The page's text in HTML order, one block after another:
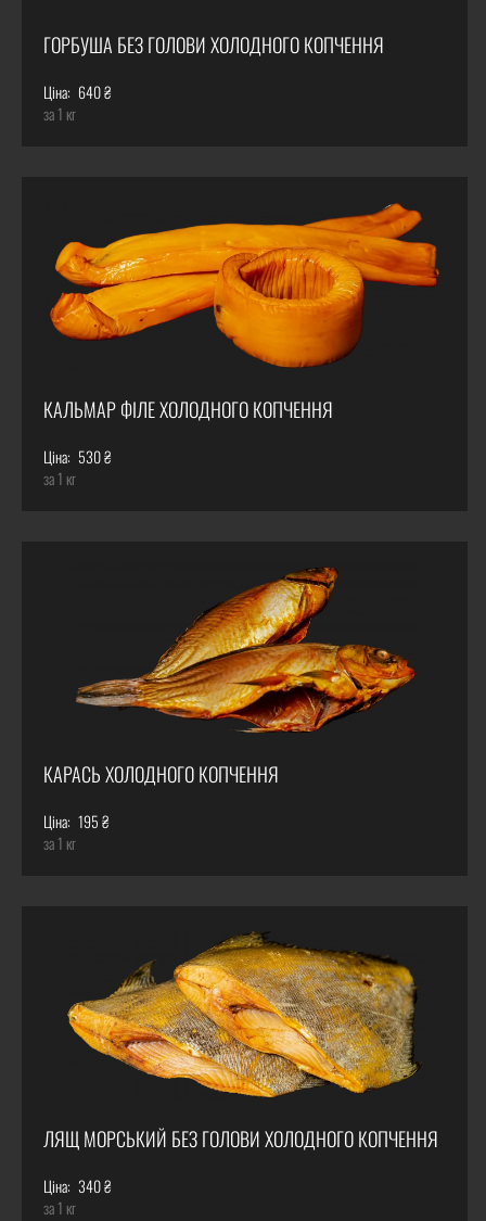
ГОРБУША БЕЗ ГОЛОВИ ХОЛОДНОГО КОПЧЕННЯ
Ціна: 640 ₴
за 1 кг
КАЛЬМАР ФІЛЕ ХОЛОДНОГО КОПЧЕННЯ
Ціна: 530 ₴
за 1 кг
КАРАСЬ ХОЛОДНОГО КОПЧЕННЯ
Ціна: 195 ₴
за 1 кг
ЛЯЩ МОРСЬКИЙ БЕЗ ГОЛОВИ ХОЛОДНОГО КОПЧЕННЯ
Ціна: 340 ₴
за 1 кг